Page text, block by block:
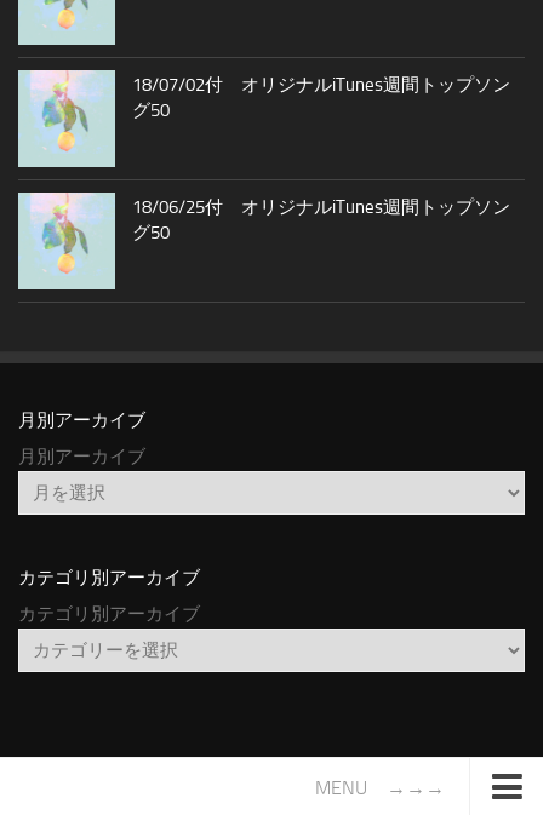
18/07/02付 オリジナルiTunes週間トップソン
グ50
18/06/25付 オリジナルiTunes週間トップソン
グ50
月別アーカイブ
月別アーカイブ
カテゴリ別アーカイブ
カテゴリ別アーカイブ
MENU →→→